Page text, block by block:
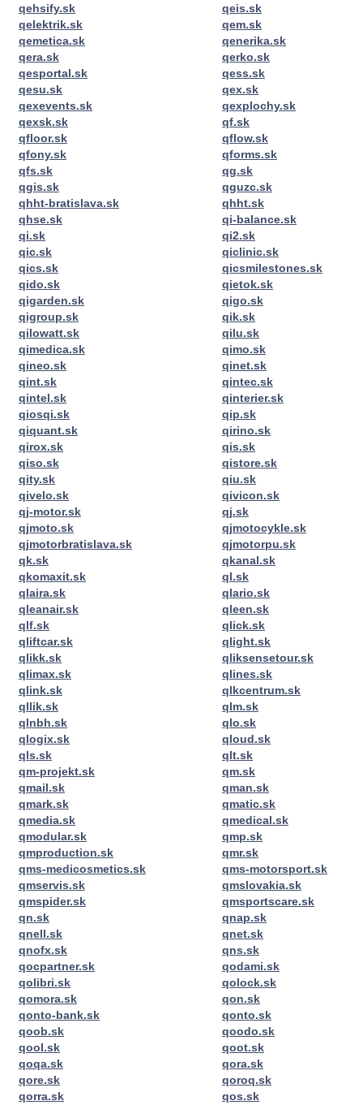
qehsify.sk
qeis.sk
qelektrik.sk
qem.sk
qemetica.sk
qenerika.sk
qera.sk
qerko.sk
qesportal.sk
qess.sk
qesu.sk
qex.sk
qexevents.sk
qexplochy.sk
qexsk.sk
qf.sk
qfloor.sk
qflow.sk
qfony.sk
qforms.sk
qfs.sk
qg.sk
qgis.sk
qguzc.sk
qhht-bratislava.sk
qhht.sk
qhse.sk
qi-balance.sk
qi.sk
qi2.sk
qic.sk
qiclinic.sk
qics.sk
qicsmilestones.sk
qido.sk
qietok.sk
qigarden.sk
qigo.sk
qigroup.sk
qik.sk
qilowatt.sk
qilu.sk
qimedica.sk
qimo.sk
qineo.sk
qinet.sk
qint.sk
qintec.sk
qintel.sk
qinterier.sk
qiosqi.sk
qip.sk
qiquant.sk
qirino.sk
qirox.sk
qis.sk
qiso.sk
qistore.sk
qity.sk
qiu.sk
qivelo.sk
qivicon.sk
qj-motor.sk
qj.sk
qjmoto.sk
qjmotocykle.sk
qjmotorbratislava.sk
qjmotorpu.sk
qk.sk
qkanal.sk
qkomaxit.sk
ql.sk
qlaira.sk
qlario.sk
qleanair.sk
qleen.sk
qlf.sk
qlick.sk
qliftcar.sk
qlight.sk
qlikk.sk
qliksensetour.sk
qlimax.sk
qlines.sk
qlink.sk
qlkcentrum.sk
qllik.sk
qlm.sk
qlnbh.sk
qlo.sk
qlogix.sk
qloud.sk
qls.sk
qlt.sk
qm-projekt.sk
qm.sk
qmail.sk
qman.sk
qmark.sk
qmatic.sk
qmedia.sk
qmedical.sk
qmodular.sk
qmp.sk
qmproduction.sk
qmr.sk
qms-medicosmetics.sk
qms-motorsport.sk
qmservis.sk
qmslovakia.sk
qmspider.sk
qmsportscare.sk
qn.sk
qnap.sk
qnell.sk
qnet.sk
qnofx.sk
qns.sk
qocpartner.sk
qodami.sk
qolibri.sk
qolock.sk
qomora.sk
qon.sk
qonto-bank.sk
qonto.sk
qoob.sk
qoodo.sk
qool.sk
qoot.sk
qoqa.sk
qora.sk
qore.sk
qoroq.sk
qorra.sk
qos.sk